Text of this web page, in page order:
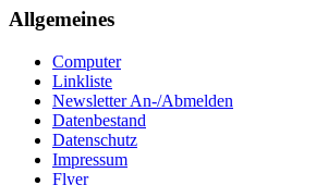
Allgemeines
Computer
Linkliste
Newsletter An-/Abmelden
Datenbestand
Datenschutz
Impressum
Flyer